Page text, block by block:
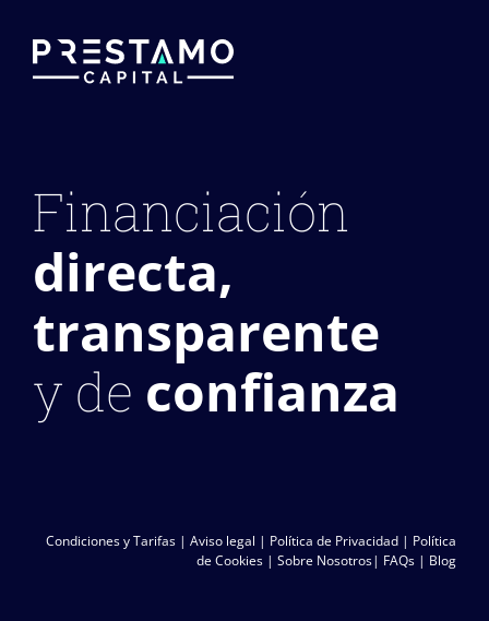
Financiación
directa,
transparente
y de confianza
Condiciones y Tarifas |Aviso legal | Política de Privacidad | Política
de Cookies |Sobre Nosotros| FAQs | Blog